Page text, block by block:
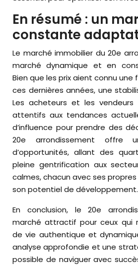
En résumé : un
constante
Le marché immobilier du 20e
marché dynamique et en
Bien que les prix aient connu
ces dernières années, une
Les acheteurs et les
attentifs aux tendances
d’influence pour prendre des
20e arrondissement offre
d’opportunités, allant des
pleine gentrification aux
calmes, chacun avec ses
son potentiel de développement.
En conclusion, le 20e
marché attractif pour ceux qui
de vie authentique et
analyse approfondie et une
possible de naviguer avec